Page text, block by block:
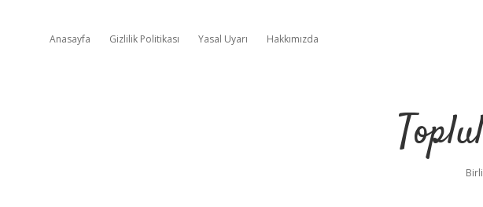
Anasayfa Gizlilik Politikası Yasal Uyarı Hakkımızda